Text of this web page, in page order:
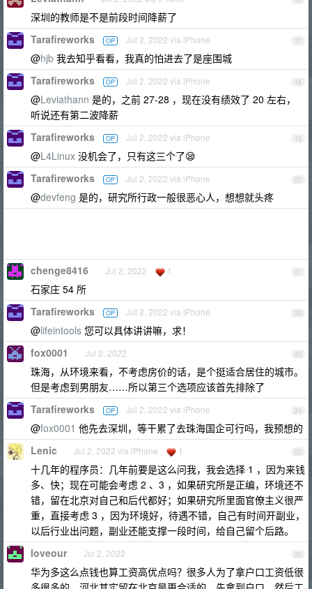
深圳的教师是不是前段时间降薪了
17
Tarafireworks OP Jul 2, 2022 via iPhone
@hjb 我去知乎看看，我真的怕进去了是座围城
18
Tarafireworks OP Jul 2, 2022 via iPhone
@Leviathann 是的，之前 27-28 ，现在没有绩效了 20 左右，
听说还有第二波降薪
19
Tarafireworks OP Jul 2, 2022 via iPhone
@L4Linux 没机会了，只有这三个了😪
20
Tarafireworks OP Jul 2, 2022 via iPhone
@devfeng 是的，研究所行政一般很恶心人，想想就头疼
21
chenge8416 Jul 2, 2022 1
石家庄 54 所
22
Tarafireworks OP Jul 2, 2022 via iPhone
@lifeintools 您可以具体讲讲嘛，求！
23
fox0001 Jul 2, 2022
珠海，从环境来看，不考虑房价的话，是个挺适合居住的城市。
但是考虑到男朋友……所以第三个选项应该首先排除了
24
Tarafireworks OP Jul 2, 2022 via iPhone
@fox0001 他先去深圳，等干累了去珠海国企可行吗，我预想的
25
Lenic Jul 2, 2022 via iPhone 1
十几年的程序员：几年前要是这么问我，我会选择 1 ，因为来钱
多、快；现在可能会考虑 2 、3 ，如果研究所是正编，环境还不
错，留在北京对自己和后代都好；如果研究所里面官僚主义很严
重，直接考虑 3 ，因为环境好，待遇不错，自己有时间开副业，
以后行业出问题，副业还能支撑一段时间，给自己留个后路。
26
loveour Jul 2, 2022
华为多这么点钱也算工资高优点吗？很多人为了拿户口工资低很